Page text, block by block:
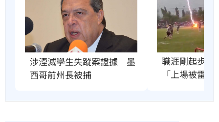
涉湮滅學生失蹤案證據　墨
西哥前州長被捕
職涯剛起步　
「上場被雷劈